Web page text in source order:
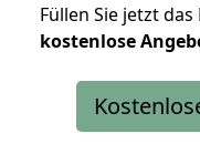
Füllen Sie jetzt
kostenlose